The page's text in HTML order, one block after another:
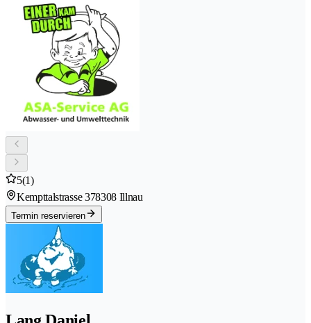
5(1)
Kempttalstrasse 378308 Illnau
Termin reservieren